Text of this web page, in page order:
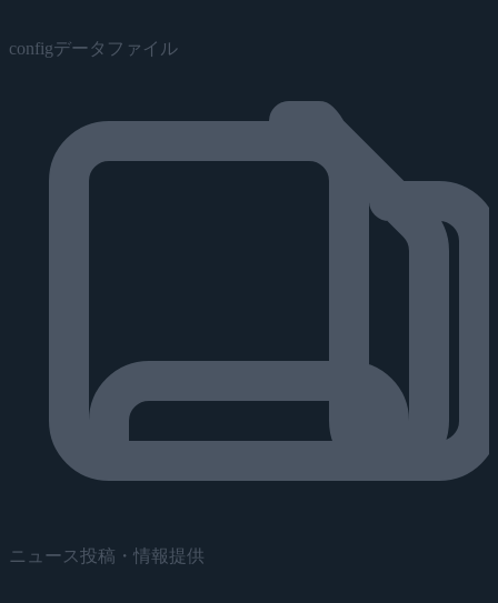
configデータファイル
ニュース投稿・情報提供